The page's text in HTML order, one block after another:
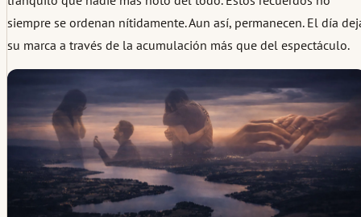
siempre se ordenan nítidamente. Aun así, permanecen. El día
su marca a través de la acumulación más que del espectáculo.